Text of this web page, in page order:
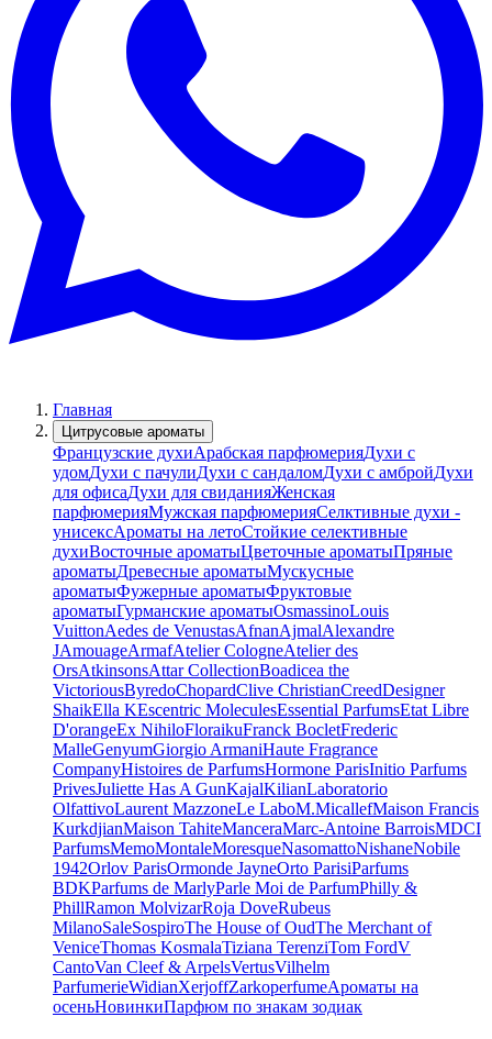
Главная
Цитрусовые ароматы
Французские духиАрабская парфюмерияДухи с
удомДухи с пачулиДухи с сандаломДухи с амбройДухи
для офисаДухи для свиданияЖенская
парфюмерияМужская парфюмерияСелктивные духи -
унисексАроматы на летоСтойкие селективные
духиВосточные ароматыЦветочные ароматыПряные
ароматыДревесные ароматыМускусные
ароматыФужерные ароматыФруктовые
ароматыГурманские ароматыOsmassinoLouis
VuittonAedes de VenustasAfnanAjmalAlexandre
JAmouageArmafAtelier CologneAtelier des
OrsAtkinsonsAttar CollectionBoadicea the
VictoriousByredoChopardClive ChristianCreedDesigner
ShaikElla KEscentric MoleculesEssential ParfumsEtat Libre
D'orangeEx NihiloFloraikuFranck BocletFrederic
MalleGenyumGiorgio ArmaniHaute Fragrance
CompanyHistoires de ParfumsHormone ParisInitio Parfums
PrivesJuliette Has A GunKajalKilianLaboratorio
OlfattivoLaurent MazzoneLe LaboM.MicallefMaison Francis
KurkdjianMaison TahiteManceraMarc-Antoine BarroisMDCI
ParfumsMemoMontaleMoresqueNasomattoNishaneNobile
1942Orlov ParisOrmonde JayneOrto ParisiParfums
BDKParfums de MarlyParle Moi de ParfumPhilly &
PhillRamon MolvizarRoja DoveRubeus
MilanoSaleSospiroThe House of OudThe Merchant of
VeniceThomas KosmalaTiziana TerenziTom FordV
CantoVan Cleef & ArpelsVertusVilhelm
ParfumerieWidianXerjoffZarkoperfumeАроматы на
осеньНовинкиПарфюм по знакам зодиак